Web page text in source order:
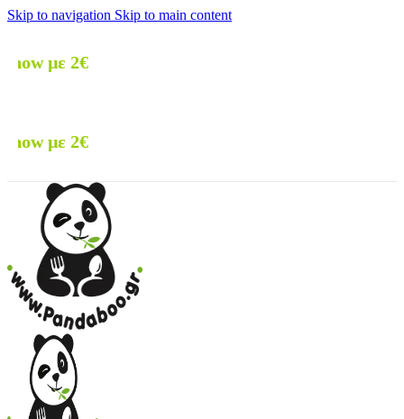
Skip to navigation Skip to main content